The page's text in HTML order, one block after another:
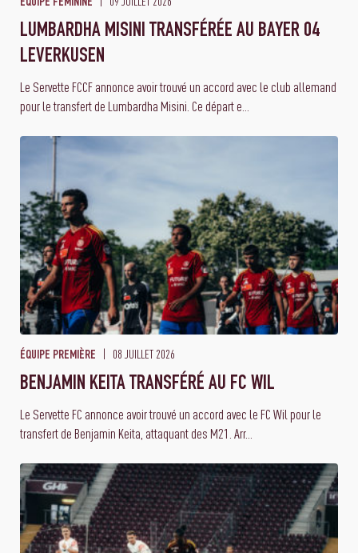
ÉQUIPE FÉMININE
LUMBARDHA MISINI TRANSFÉRÉE AU BAYER 04
LEVERKUSEN
Le Servette FCCF annonce avoir trouvé un accord avec le club allemand
pour le transfert de Lumbardha Misini. Ce départ e...
ÉQUIPE PREMIÈRE 08 JUILLET 2026
BENJAMIN KEITA TRANSFÉRÉ AU FC WIL
Le Servette FC annonce avoir trouvé un accord avec le FC Wil pour le
transfert de Benjamin Keita, attaquant des M21. Arr...